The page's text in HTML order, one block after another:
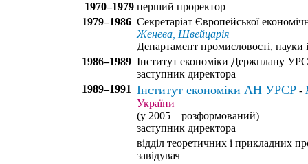
1970–1979 перший проректор
1979–1986 Секретаріат Європейської
Женева, Швейцарія
Департамент промисловості, науки
1986–1989 Інститут економіки Держплану
заступник директора
1989–1991 Інститут економіки АН УРСР -
України
(у 2005 – розформований)
заступник директора
відділ теоретичних і прикладних
завідувач